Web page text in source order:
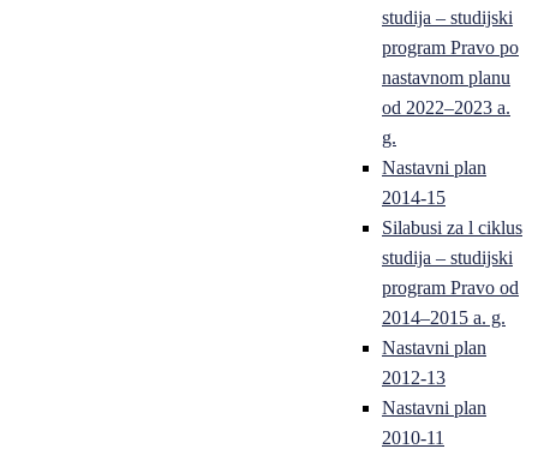
studija – studijski
program Pravo po
nastavnom planu
od 2022–2023 a.
g.
Nastavni plan
2014-15
Silabusi za l ciklus
studija – studijski
program Pravo od
2014–2015 a. g.
Nastavni plan
2012-13
Nastavni plan
2010-11